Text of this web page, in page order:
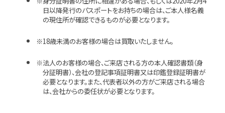
日以降発行のパスポートをお持ちの場合は、ご本人様名義
の現住所が確認できるものが必要となります。
18歳未満のお客様の場合は買取いたしません。
法人のお客様の場合、ご来店される方の本人確認書類（身
分証明書）、会社の登記事項証明書又は印鑑登録証明書が
必要となります。また、代表者以外の方がご来店される場合
は、会社からの委任状が必要となります。